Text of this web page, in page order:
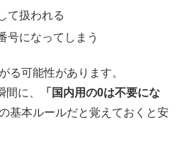
て扱われる
号になってしまう
る可能性があります。
に、
「国内用の0は不要にな
基本ルールだと覚えておくと安